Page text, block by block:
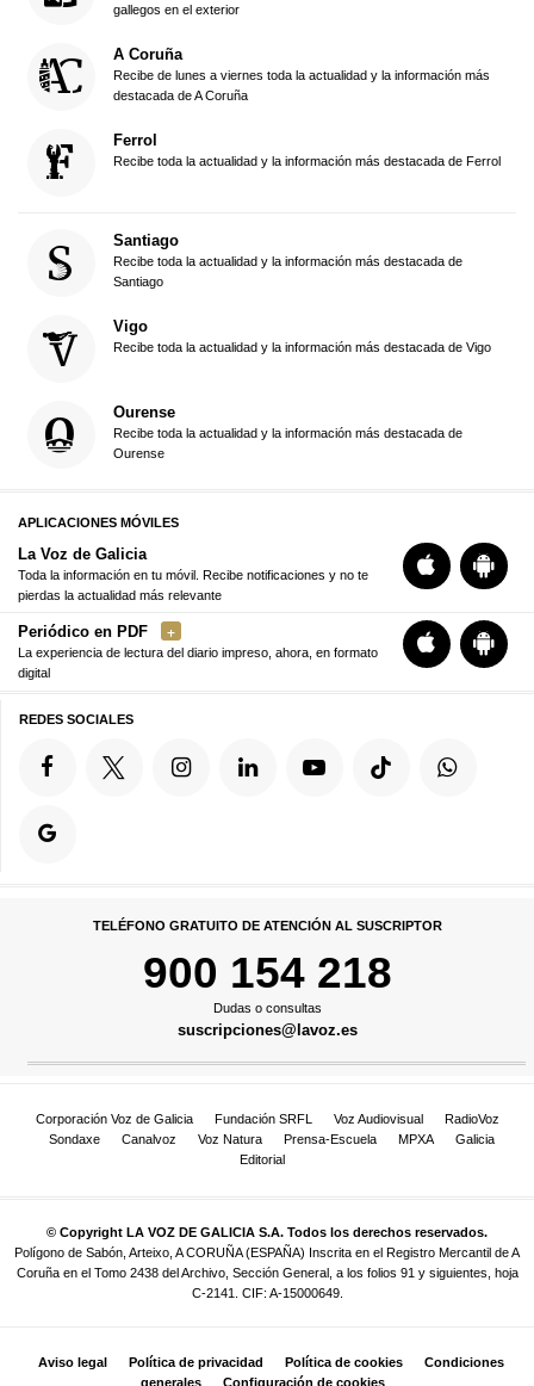
gallegos en el exterior
A Coruña
Recibe de lunes a viernes toda la actualidad y la información más
destacada de A Coruña
Ferrol
Recibe toda la actualidad y la información más destacada de Ferrol
Santiago
Recibe toda la actualidad y la información más destacada de
Santiago
Vigo
Recibe toda la actualidad y la información más destacada de Vigo
Ourense
Recibe toda la actualidad y la información más destacada de
Ourense
APLICACIONES MÓVILES
La Voz de Galicia
Toda la información en tu móvil. Recibe notificaciones y no te
pierdas la actualidad más relevante
Periódico en PDF
La experiencia de lectura del diario impreso, ahora, en formato
digital
REDES SOCIALES
TELÉFONO GRATUITO DE ATENCIÓN AL SUSCRIPTOR
900 154 218
Dudas o consultas
suscripciones@lavoz.es
Corporación Voz de Galicia Fundación SRFL Voz Audiovisual
RadioVoz
Sondaxe
Canalvoz Voz Natura Prensa-Escuela MPXA
Galicia
Editorial
© Copyright LA VOZ DE GALICIA S.A. Todos los derechos reservados.
Polígono de Sabón, Arteixo, A CORUÑA (ESPAÑA) Inscrita en el Registro Mercantil de A
Coruña en el Tomo 2438 del Archivo, Sección General, a los folios 91 y siguientes, hoja
C-2141. CIF: A-15000649.
Aviso legal Política de privacidad Política de cookies
Condiciones
generales
Configuración de cookies